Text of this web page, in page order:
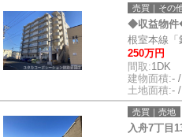
売買｜その
◆収益物件
根室本線「
250万円
間取:1DK
建物面積:-
土地面積:-
売買｜売地
入舟7丁目